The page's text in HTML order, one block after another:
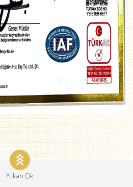
Yukarı Çık